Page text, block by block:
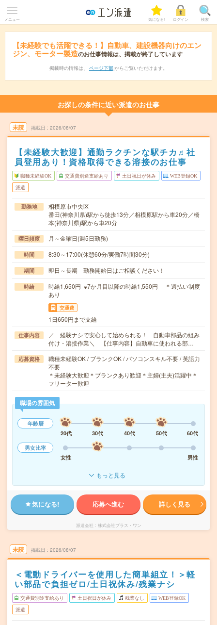
メニュー 気になる! ログイン 検索
【未経験でも活躍できる！】自動車、建設機器向けのエン
ジン、モーター製造のお仕事情報は、掲載が終了しています
掲載時の情報は、 ページ下部 からご覧いただけます。
お探しの条件に近い派遣のお仕事
未読 掲載日 2026/08/07
【未経験大歓迎】通勤ラクチンな駅チカ♬社
員登用あり！資格取得できる溶接のお仕事
職種未経験OK 交通費別途支給あり 土日祝日が休み WEB登録OK
派遣
勤務地
相模原市中央区
番田(神奈川県)駅から徒歩13分／相模原駅から車20分／橋
本(神奈川県)駅から車20分
曜日頻度 月～金曜日(週5日勤務)
時間 8:30～17:00(休憩60分/実働7時間30分)
期間 即日～長期 勤務開始日はご相談ください！
時給
時給1,650円 ※7か月目以降の時給1,550円 ＊週払い制度
あり
交通費
1日650円まで支給
仕事内容
／ 経験ナシで安心して始められる！ 自動車部品の組み
付け・溶接作業＼ 【仕事内容】自動車に使われる部…
応募資格
職種未経験OK / ブランクOK / パソコンスキル不要 / 英語力
不要
＊未経験大歓迎＊ブランクあり歓迎＊主婦(主夫)活躍中＊
フリーター歓迎
職場の雰囲気
年齢層
20代
30代 40代 50代
60代
男女比率
女性
男性
もっと見る
気になる! 応募へ進む 詳しく見る
派遣会社 株式会社プラス・ワン
未読 掲載日 2026/08/07
＜電動ドライバーを使用した簡単組立！＞軽
い部品で負担ゼロ/土日祝休み/残業ナシ
交通費別途支給あり 土日祝日が休み 残業なし WEB登録OK
派遣